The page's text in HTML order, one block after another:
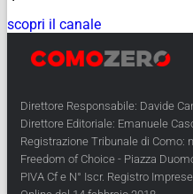
scopri il canale
Direttore Responsabile: Davide
Direttore Editoriale: Emanuele
Registrazione Tribunale di Como:
Freedom of Choice - Piazza
PIVA Cf e N° Iscr. Registro